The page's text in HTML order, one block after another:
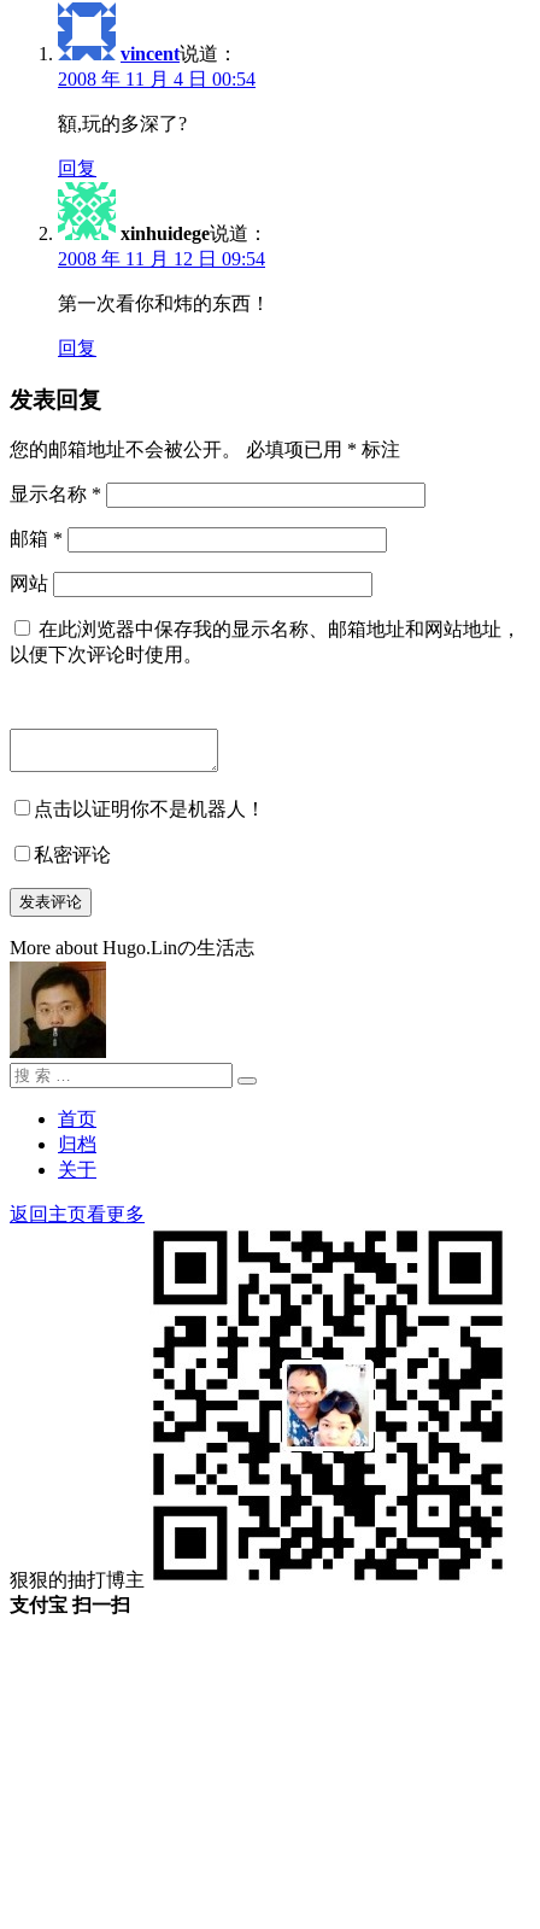
vincent说道：
2008 年 11 月 4 日 00:54
額,玩的多深了?
回复
xinhuidege说道：
2008 年 11 月 12 日 09:54
第一次看你和炜的东西！
回复
发表回复
您的邮箱地址不会被公开。 必填项已用 * 标注
显示名称 *
邮箱 *
网站
在此浏览器中保存我的显示名称、邮箱地址和网站地址，
以便下次评论时使用。
点击以证明你不是机器人！
私密评论
More about Hugo.Linの生活志
搜
搜
首页
归档
关于
返回主页看更多
狠狠的抽打博主
支付宝 扫一扫